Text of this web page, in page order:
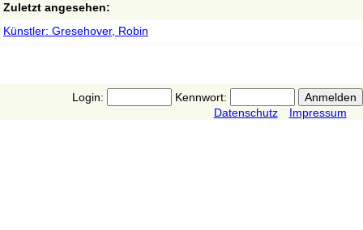
Zuletzt angesehen:
Künstler: Gresehover, Robin
Login:
Kennwort:
Datenschutz
Impressum